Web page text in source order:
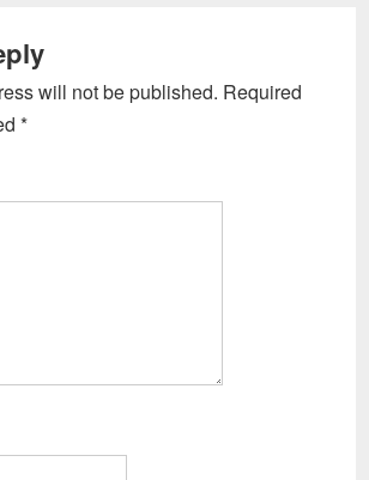
will not be published. Required
*